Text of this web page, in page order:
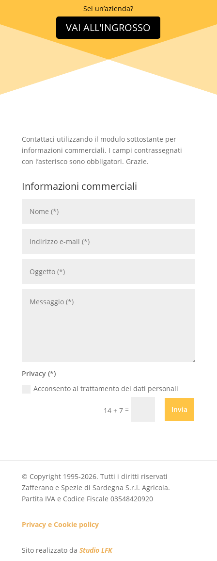
Sei un’azienda?
VAI ALL'INGROSSO
Contattaci utilizzando il modulo sottostante per
informazioni commerciali. I campi contrassegnati
con l’asterisco sono obbligatori. Grazie.
Informazioni commerciali
Privacy (*)
Acconsento al trattamento dei dati personali
14 + 7 = Invia
© Copyright 1995-2026. Tutti i diritti riservati
Zafferano e Spezie di Sardegna S.r.l. Agricola.
Partita IVA e Codice Fiscale 03548420920
Privacy e Cookie policy
Sito realizzato da Studio LFK